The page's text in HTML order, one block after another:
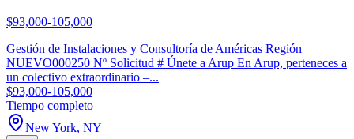
$93,000-105,000
Gestión de Instalaciones y Consultoría de Américas Región
NUEVO000250 Nº Solicitud # Únete a Arup En Arup, perteneces a
un colectivo extraordinario –...
$93,000-105,000
Tiempo completo
New York, NY